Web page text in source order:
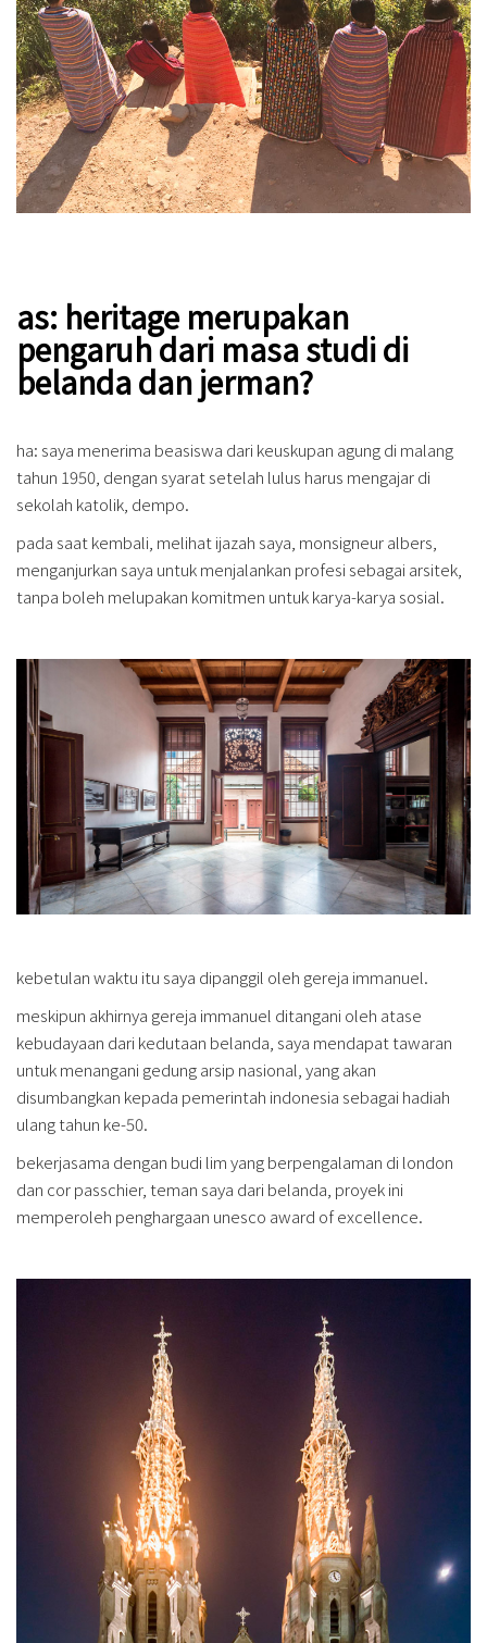
as: heritage merupakan
pengaruh dari masa studi di
belanda dan jerman?
ha: saya menerima beasiswa dari keuskupan agung di malang
tahun 1950, dengan syarat setelah lulus harus mengajar di
sekolah katolik, dempo.
pada saat kembali, melihat ijazah saya, monsigneur albers,
menganjurkan saya untuk menjalankan profesi sebagai arsitek,
tanpa boleh melupakan komitmen untuk karya-karya sosial.
kebetulan waktu itu saya dipanggil oleh gereja immanuel.
meskipun akhirnya gereja immanuel ditangani oleh atase
kebudayaan dari kedutaan belanda, saya mendapat tawaran
untuk menangani gedung arsip nasional, yang akan
disumbangkan kepada pemerintah indonesia sebagai hadiah
ulang tahun ke-50.
bekerjasama dengan budi lim yang berpengalaman di london
dan cor passchier, teman saya dari belanda, proyek ini
memperoleh penghargaan unesco award of excellence.